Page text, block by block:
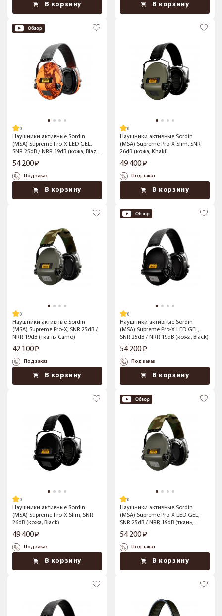
В корзину В корзину
Наушники активные Sordin
(MSA) Supreme Pro-X LED GEL,
SNR 25dB / NRR 19dB (кожа, Blaze
Camo)
54 200
Под заказ
В корзину
Наушники активные Sordin
(MSA) Supreme Pro-X Slim, SNR
26dB (кожа, Khaki)
49 400
Под заказ
В корзину
Наушники активные Sordin
(MSA) Supreme Pro-X, SNR 25dB /
NRR 19dB (ткань, Camo)
42 100
Под заказ
В корзину
Наушники активные Sordin
(MSA) Supreme Pro-X LED GEL,
SNR 25dB / NRR 19dB (кожа, Black)
54 200
Под заказ
В корзину
Наушники активные Sordin
(MSA) Supreme Pro-X Slim, SNR
26dB (кожа, Black)
49 400
Под заказ
В корзину
Наушники активные Sordin
(MSA) Supreme Pro-X LED GEL,
SNR 25dB / NRR 19dB (ткань,
Khaki)
54 200
Под заказ
В корзину